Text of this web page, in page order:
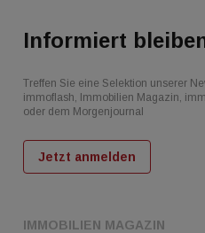
IMMOBILIEN MAGAZIN
Informiert
Treffen Sie eine Selektion unserer
immoflash, Immobilien Magazin,
oder dem Morgenjournal
Jetzt anmelden